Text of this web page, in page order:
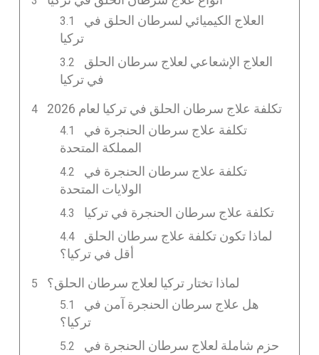
العلاج الكيميائي لسرطان الحلق في
تركيا
العلاج الإشعاعي لعلاج سرطان الحلق
في تركيا
تكلفة علاج سرطان الحلق في تركيا لعام 2026
تكلفة علاج سرطان الحنجرة في
المملكة المتحدة
تكلفة علاج سرطان الحنجرة في
الولايات المتحدة
تكلفة علاج سرطان الحنجرة في تركيا
لماذا تكون تكلفة علاج سرطان الحلق
أقل في تركيا؟
لماذا تختار تركيا لعلاج سرطان الحلق؟
هل علاج سرطان الحنجرة آمن في
تركيا؟
حزم شاملة لعلاج سرطان الحنجرة في